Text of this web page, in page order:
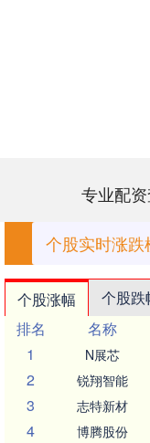
专业配
个股实时涨跌
个股涨幅 个股跌
排名
名称
1
N展芯
2 锐翔智能
3 志特新材
4 博腾股份